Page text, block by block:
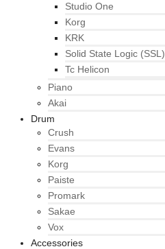
Studio One
Korg
KRK
Solid State Logic (SSL)
Tc Helicon
Piano
Akai
Drum
Crush
Evans
Korg
Paiste
Promark
Sakae
Vox
Accessories